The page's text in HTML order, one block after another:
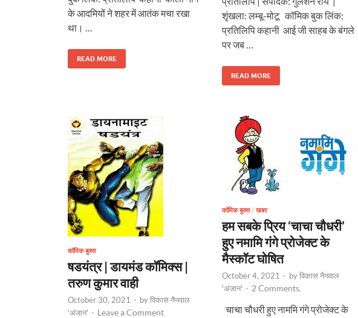
के आदमियों ने शहर में आतंक मचा रखा
था। …
READ MORE
शृंखला: लम्बू-मोटू कॉमिक बुक लिंक:
प्रतिलिपि कहानी आई जी साहब के बंगले
पर जब …
READ MORE
कॉमिक बुक्स
षडयंत्र | डायमंड कॉमिक्स |
तरुण कुमार वाही
October 30, 2021 - byविकास नैनवाल
'अंजान' - Leave a Comment
कॉमिक बुक्स/ खबर
हम सबके प्रिय ‘चाचा चौधरी’
हुए नमामि गंगे प्रोजेक्ट के
मैस्कॉट घोषित
October 4, 2021 - byविकास नैनवाल
'अंजान' - 2 Comments.
चाचा चौधरी हुए नाममि गंगे प्रोजेक्ट के